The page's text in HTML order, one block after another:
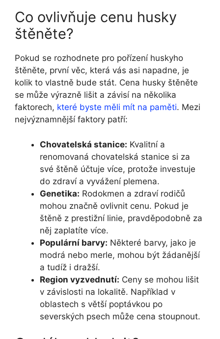
Co ovlivňuje cenu husky
štěněte?
Pokud se rozhodnete pro pořízení huskyho
štěněte, první věc, která vás asi napadne, je
kolik to vlastně bude stát. Cena husky štěněte
se může výrazně lišit a závisí na několika
faktorech, které byste měli mít na paměti. Mezi
nejvýznamnější faktory patří:
Chovatelská stanice: Kvalitní a
renomovaná chovatelská stanice si za
své štěně účtuje více, protože investuje
do zdraví a vyvážení plemena.
Genetika: Rodokmen a zdraví rodičů
mohou značně ovlivnit cenu. Pokud je
štěně z prestižní linie, pravděpodobně za
něj zaplatíte více.
Populární barvy: Některé barvy, jako je
modrá nebo merle, mohou být žádanější
a tudíž i dražší.
Region vyzvednutí: Ceny se mohou lišit
v závislosti na lokalitě. Například v
oblastech s větší poptávkou po
severských psech může cena stoupnout.